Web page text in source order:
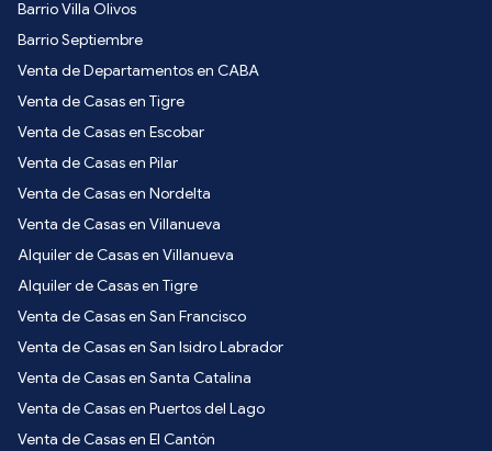
Barrio Villa Olivos
Barrio Septiembre
Venta de Departamentos en CABA
Venta de Casas en Tigre
Venta de Casas en Escobar
Venta de Casas en Pilar
Venta de Casas en Nordelta
Venta de Casas en Villanueva
Alquiler de Casas en Villanueva
Alquiler de Casas en Tigre
Venta de Casas en San Francisco
Venta de Casas en San Isidro Labrador
Venta de Casas en Santa Catalina
Venta de Casas en Puertos del Lago
Venta de Casas en El Cantón